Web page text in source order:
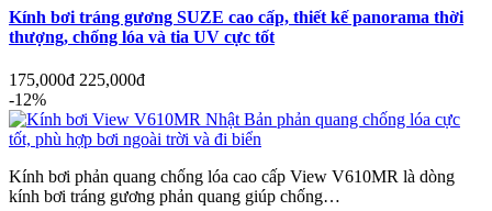
Kính bơi tráng gương SUZE cao cấp, thiết kế panorama thời
thượng, chống lóa và tia UV cực tốt
175,000đ 225,000đ
-12%
Kính bơi phản quang chống lóa cao cấp View V610MR là dòng
kính bơi tráng gương phản quang giúp chống…